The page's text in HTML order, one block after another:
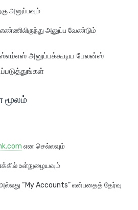
அனுப்பவும்
அனுப்ப வேண்டும்
அனுப்பக்கூடிய பேலன்ஸ்
என செல்லவும்
உள்நுழையவும்
“My Accounts” என்பதைத் தேர்வு